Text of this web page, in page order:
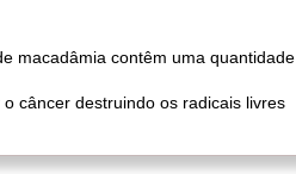
macadâmia contêm uma quantidade
câncer destruindo os radicais livres